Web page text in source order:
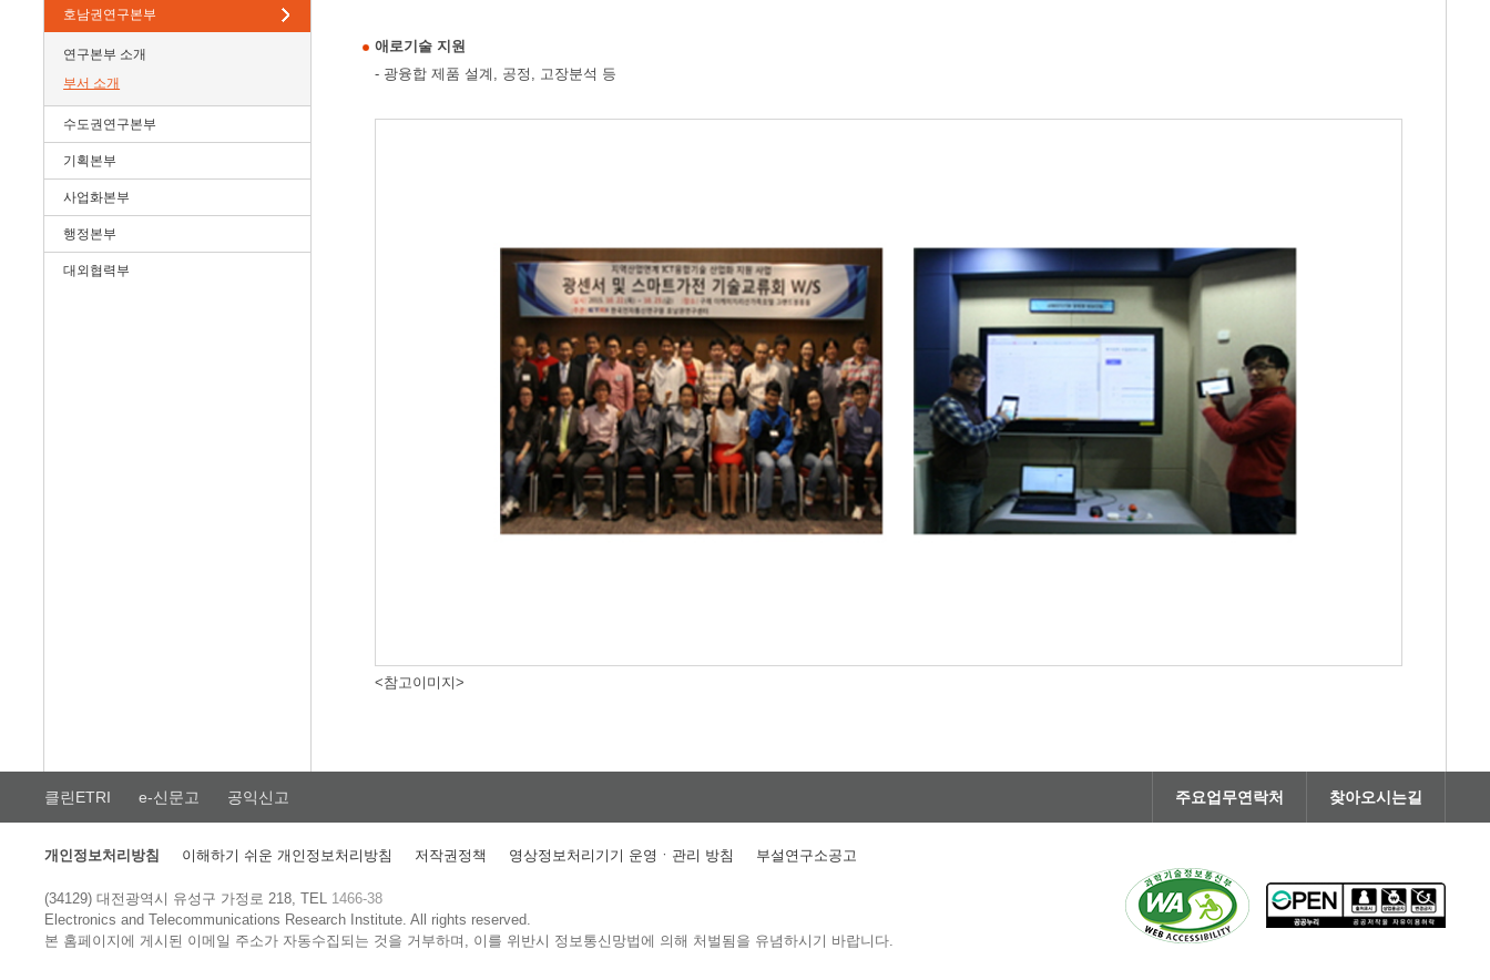
호남권연구본부
연구본부 소개
부서 소개
수도권연구본부
기획본부
사업화본부
행정본부
대외협력부
애로기술 지원
- 광융합 제품 설계, 공정, 고장분석 등
<참고이미지>
클린ETRI e-신문고 공익신고 주요업무연락처 찾아오시는길
개인정보처리방침 이해하기 쉬운 개인정보처리방침 저작권정책 영상정보처리기기 운영ㆍ관리 방침 부설연구소공고
(34129) 대전광역시 유성구 가정로 218, TEL 1466-38
Electronics and Telecommunications Research Institute.All rights reserved.
본 홈페이지에 게시된 이메일 주소가 자동수집되는 것을 거부하며, 이를 위반시 정보통신망법에 의해 처벌됨을 유념하시기 바랍니다.